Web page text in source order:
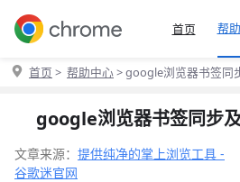
首页 帮
首页 > 帮助中心> google浏览器书签同
google浏览器书签同步
文章来源： 提供纯净的掌上浏览工具 -
谷歌迷官网